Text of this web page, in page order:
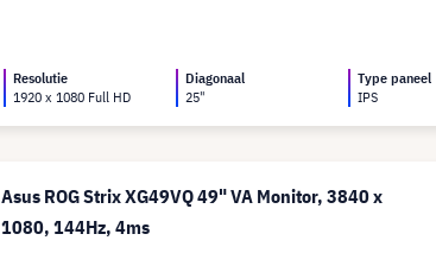
Resolutie
1920 x 1080 Full HD
Diagonaal
25"
Type paneel
IPS
Asus ROG Strix XG49VQ 49" VA Monitor, 3840 x
1080, 144Hz, 4ms